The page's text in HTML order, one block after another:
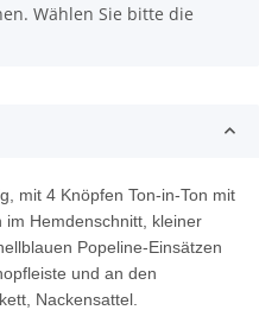
Wählen Sie bitte die
mit 4 Knöpfen Ton-in-Ton mit
im Hemdenschnitt, kleiner
Popeline-Einsätzen
und an den
Nackensattel.